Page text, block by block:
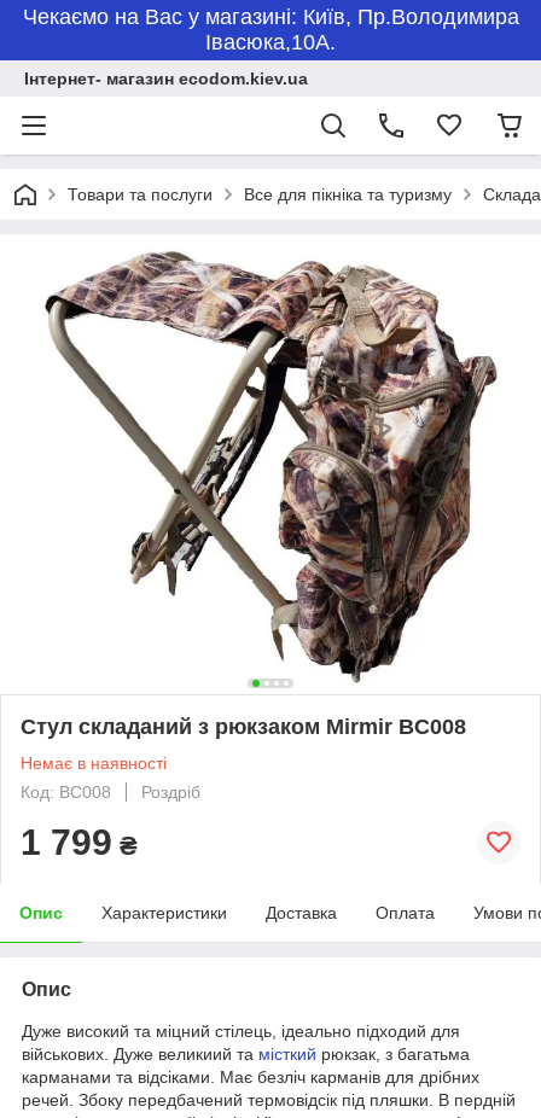
Чекаємо на Вас у магазині: Київ, Пр.Володимира
Івасюка,10А.
Інтернет- магазин ecodom.kiev.ua
Товари та послуги Все для пікніка та туризму
Стул складаний з рюкзаком Mirmir BC008
Немає в наявності
Код: BC008
Роздріб
1 799 ₴
Опис Характеристики Доставка Оплата Умови
Опис
Дуже високий та міцний стілець, ідеально підходий для
військових. Дуже великиий та місткий рюкзак, з багатьма
карманами та відсіками. Має безліч карманів для дрібних
речей. Збоку передбачений термовідсік під пляшки. В пердній